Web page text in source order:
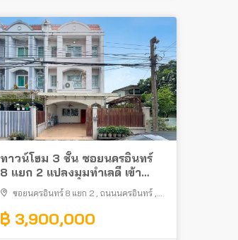
ทาวน์โฮม 3 ชั้น ซอยนครอินทร์
8 แยก 2 แปลงมุมทำเลดี เข้า
ซอยไม่ลึก ใกล้สะพานพระราม 5
และสถานีรถไฟฟ้า
ซอยนครอินทร์ 8 แยก 2 ถนนนครอินทร์
฿ 3,900,000